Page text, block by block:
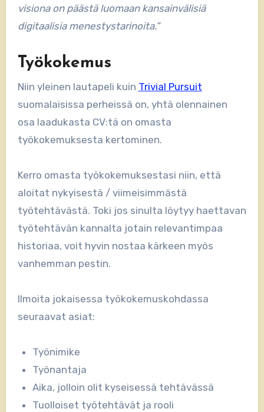
visiona on päästä luomaan kansainvälisiä
digitaalisia menestystarinoita.”
Työkokemus
Niin yleinen lautapeli kuin Trivial Pursuit
suomalaisissa perheissä on, yhtä olennainen
osa laadukasta CV:tä on omasta
työkokemuksesta kertominen.
Kerro omasta työkokemuksestasi niin, että
aloitat nykyisestä / viimeisimmästä
työtehtävästä. Toki jos sinulta löytyy haettavan
työtehtävän kannalta jotain relevantimpaa
historiaa, voit hyvin nostaa kärkeen myös
vanhemman pestin.
Ilmoita jokaisessa työkokemuskohdassa
seuraavat asiat:
Työnimike
Työnantaja
Aika, jolloin olit kyseisessä tehtävässä
Tuolloiset työtehtävät ja rooli